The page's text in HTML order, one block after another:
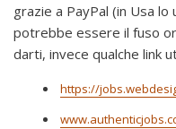
grazie a PayPal (in Usa lo
potrebbe essere il fuso
darti, invece qualche link
https://